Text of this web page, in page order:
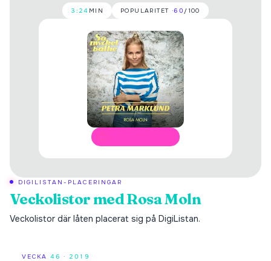
3:24 MIN POPULARITET ·60 /100
DIGILISTAN-PLACERINGAR
Veckolistor medRosa Moln
Veckolistor där låten placerat sig på DigiListan.
VECKA 46 · 2019